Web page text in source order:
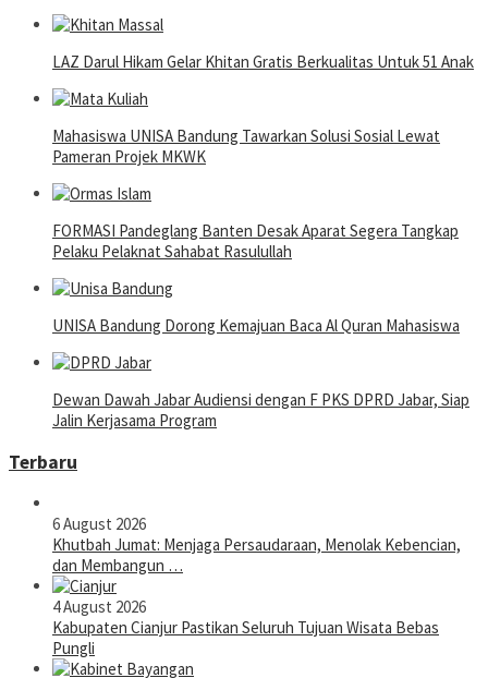
LAZ Darul Hikam Gelar Khitan Gratis Berkualitas Untuk 51 Anak
Mahasiswa UNISA Bandung Tawarkan Solusi Sosial Lewat
Pameran Projek MKWK
FORMASI Pandeglang Banten Desak Aparat Segera Tangkap
Pelaku Pelaknat Sahabat Rasulullah
UNISA Bandung Dorong Kemajuan Baca Al Quran Mahasiswa
Dewan Dawah Jabar Audiensi dengan F PKS DPRD Jabar, Siap
Jalin Kerjasama Program
Terbaru
6 August 2026
Khutbah Jumat: Menjaga Persaudaraan, Menolak Kebencian,
dan Membangun …
4 August 2026
Kabupaten Cianjur Pastikan Seluruh Tujuan Wisata Bebas
Pungli